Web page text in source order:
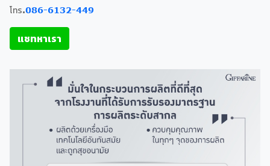
โทร.086-6132-449
แชทหาเรา